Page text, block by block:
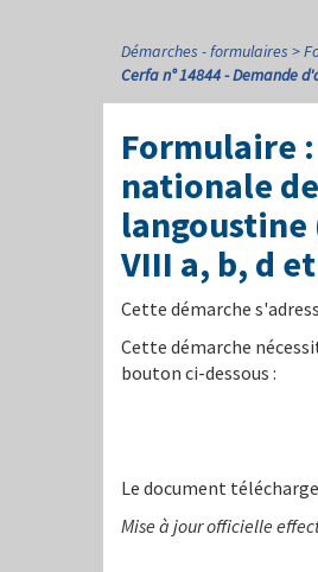
Démarches - formulaires
Cerfa n° 14844 - Demande
Formulaire
nationale
langoustine
VIII a, b, d
Cette démarche
Cette démarche
bouton ci-dessous :
Le document
Mise à jour officielle